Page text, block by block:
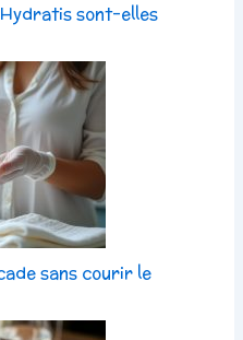
sont-elles
sans courir le